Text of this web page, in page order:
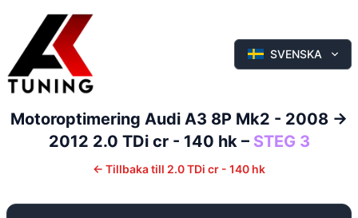
SVENSKA
Motoroptimering Audi A3 8P Mk2 - 2008 ->
2012 2.0 TDi cr - 140 hk– STEG 3
← Tillbaka till 2.0 TDi cr - 140 hk